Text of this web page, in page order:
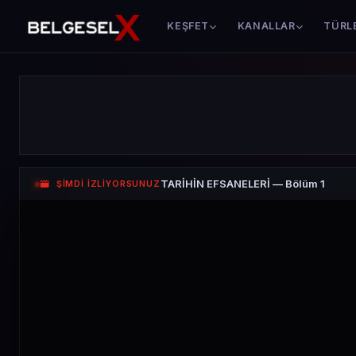
KEŞFET KANALLAR
ŞİMDİ İZLİYORSUNUZ TARİHİN EFSANELERİ — Bölüm 1